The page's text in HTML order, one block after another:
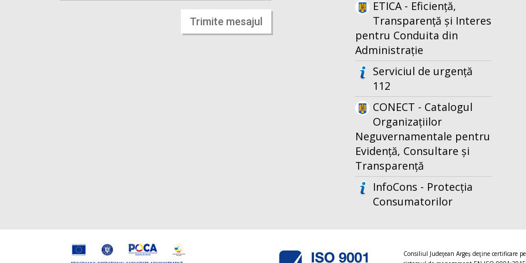
Trimite mesajul
ETICA - Eficiență,
Transparență și Interes
pentru Conduita din
Administrație
Serviciul de urgență
112
CONECT - Catalogul
Organizațiilor
Neguvernamentale pentru
Evidență, Consultare și
Transparență
InfoCons - Protecția
Consumatorilor
Consiliul Judeţean Argeș deţine certificare